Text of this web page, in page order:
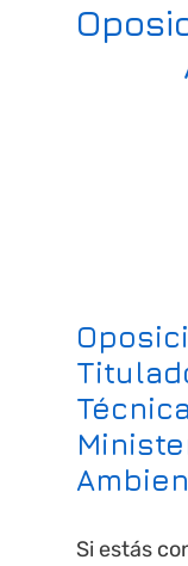
Si estás